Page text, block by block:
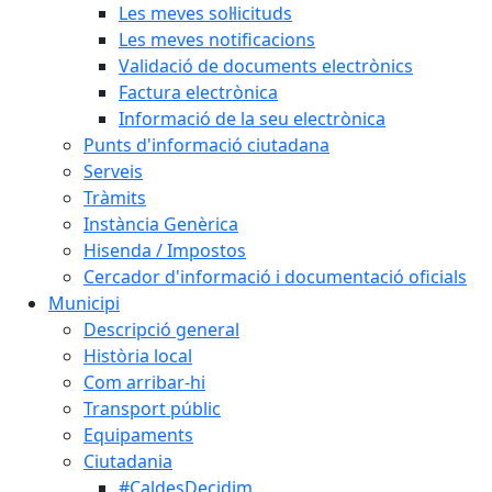
Les meves sol·licituds
Les meves notificacions
Validació de documents electrònics
Factura electrònica
Informació de la seu electrònica
Punts d'informació ciutadana
Serveis
Tràmits
Instància Genèrica
Hisenda / Impostos
Cercador d'informació i documentació oficials
Municipi
Descripció general
Història local
Com arribar-hi
Transport públic
Equipaments
Ciutadania